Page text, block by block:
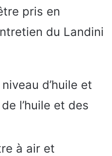
pris en
du Landini
d’huile et
l’huile et des
à air et